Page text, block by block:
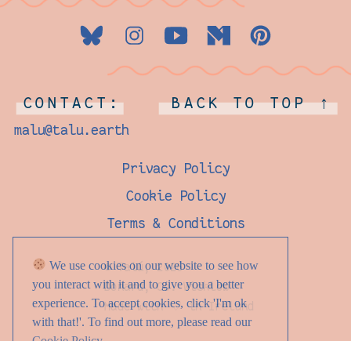
We use cookies on our website to see how
you interact with it and to give you a better
experience. To accept cookies, click 'I'm ok
with that!'. To find out more, please read our
© Talú, 2026
Donard, Co. Wicklow
Made with ♡ in Ireland
BACK TO TOP ↑
malu@talu.earth
CONTACT:
Privacy Policy
Cookie Policy
Terms & Conditions